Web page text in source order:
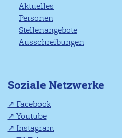
Aktuelles
Personen
Stellenangebote
Ausschreibungen
Soziale Netzwerke
Facebook
Youtube
Instagram